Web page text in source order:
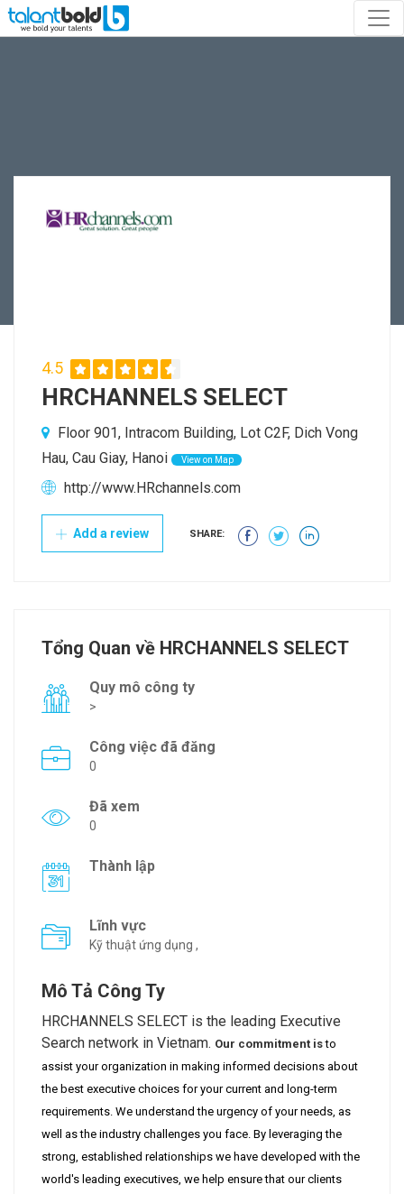
4.5
HRCHANNELS SELECT
Floor 901, Intracom Building, Lot C2F, Dich Vong
Hau, Cau Giay, Hanoi
View on Map
http://www.HRchannels.com
Add a review SHARE:
Tổng Quan về HRCHANNELS SELECT
Quy mô công ty
>
Công việc đã đăng
0
Đã xem
0
Thành lập
Lĩnh vực
Kỹ thuật ứng dụng ,
Mô Tả Công Ty
HRCHANNELS SELECT is the leading Executive
Search network in Vietnam. Our commitment isto
assist your organization in making informed decisions about
the best executive choices for your current and long-term
requirements. We understand the urgency of your needs, as
well as the industry challenges you face. By leveraging the
strong, established relationships we have developed with the
world's leading executives, we help ensure that our clients